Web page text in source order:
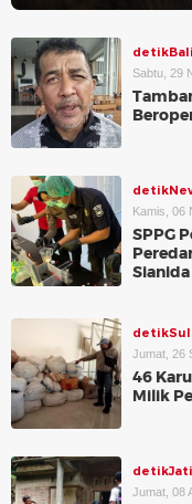
detikBali
Sabtu, 29
Kamis, 06
SPPG
Jumat, 26
46
Milik
Jumat, 08